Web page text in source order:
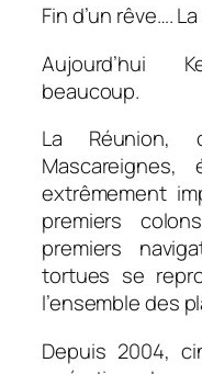
Fin d’un rêve….
Aujourd’hui
beaucoup.
La Réunion,
extrêmement
premiers
premiers
tortues se
l’ensemble des
Depuis 2004,